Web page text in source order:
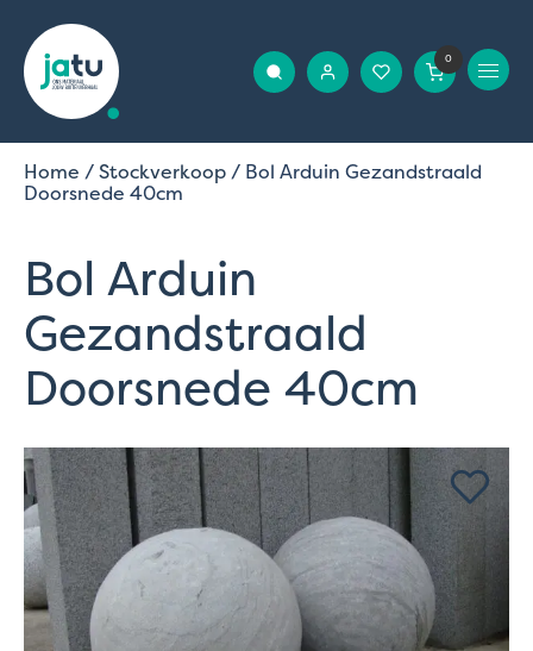
0
Home /Stockverkoop/ Bol Arduin Gezandstraald
Doorsnede 40cm
Bol Arduin
Gezandstraald
Doorsnede 40cm